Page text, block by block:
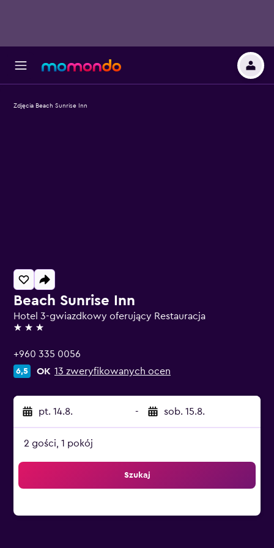
Beach Sunrise Inn
Hotel 3-gwiazdkowy oferujący Restauracja
3 gwiazdki
+960 335 0056
6,5 OK 13 zweryfikowanych ocen
pt. 14.8. - sob. 15.8.
2 gości, 1 pokój
Szukaj
Zdjęcia Beach Sunrise Inn